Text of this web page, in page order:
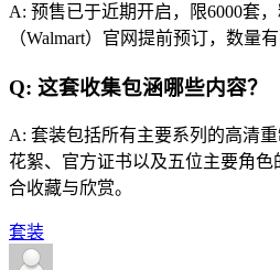
A: 预售已于近期开启，限6000套
（Walmart）官网提前预订，数量
Q: 这套收集包涵哪些内容？
A: 套装包括所有主要系列的高清
花絮、官方证书以及五位主要角
合收藏与欣赏。
套装